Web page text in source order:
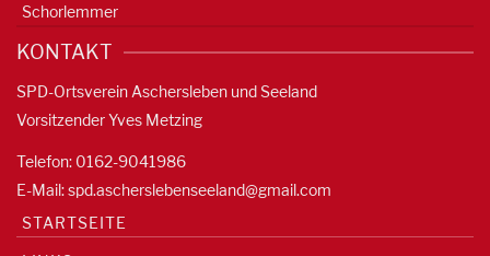
Schorlemmer
KONTAKT
SPD-Ortsverein Aschersleben und Seeland
Vorsitzender Yves Metzing
Telefon: 0162-9041986
E-Mail:spd.ascherslebenseeland@gmail.com
STARTSEITE